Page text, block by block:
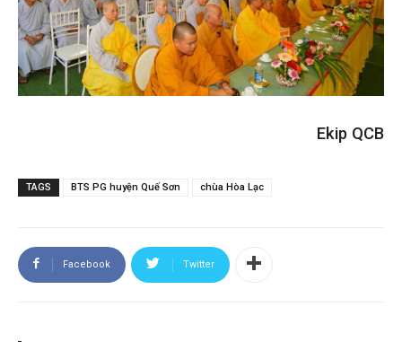
Ekip QCB
TAGS BTS PG huyện Quế Sơn chùa Hòa Lạc
Facebook Twitter